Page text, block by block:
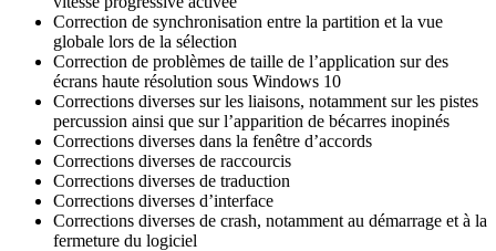
Correction de synchronisation entre la partition et la vue
globale lors de la sélection
Correction de problèmes de taille de l’application sur des
écrans haute résolution sous Windows 10
Corrections diverses sur les liaisons, notamment sur les pistes
percussion ainsi que sur l’apparition de bécarres inopinés
Corrections diverses dans la fenêtre d’accords
Corrections diverses de raccourcis
Corrections diverses de traduction
Corrections diverses d’interface
Corrections diverses de crash, notamment au démarrage et à la
fermeture du logiciel